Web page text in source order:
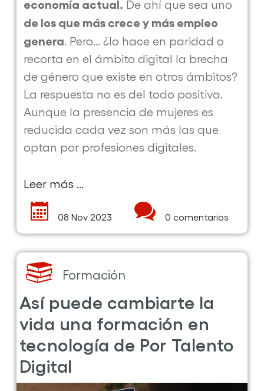
economía actual. De ahí que sea uno
de los que más crece y más empleo
genera. Pero... ¿lo hace en paridad o
recorta en el ámbito digital la brecha
de género que existe en otros ámbitos?
La respuesta no es del todo positiva.
Aunque la presencia de mujeres es
reducida cada vez son más las que
optan por profesiones digitales.
Leer más ...
publicación
Las
alumnas
de
Talento
Digital
animan
08 Nov 2023 0 comentarios
Formación
Así puede cambiarte la
vida una formación en
tecnología de Por Talento
Digital